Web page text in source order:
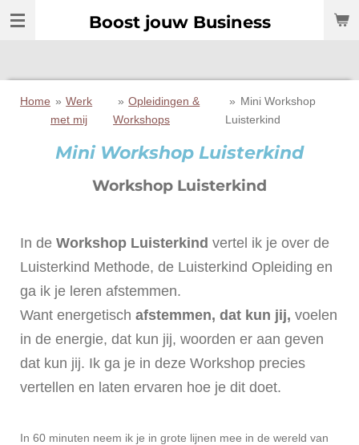
Ga
Boost jouw Business
Home » Werk
met mij
» Opleidingen &
Workshops
» Mini Workshop
Luisterkind
Mini Workshop Luisterkind
Workshop Luisterkind
In de Workshop Luisterkind vertel ik je over de
Luisterkind Methode, de Luisterkind Opleiding en
ga ik je leren afstemmen.
Want energetisch afstemmen, dat kun jij, voelen
in de energie, dat kun jij, woorden er aan geven
dat kun jij. Ik ga je in deze Workshop precies
vertellen en laten ervaren hoe je dit doet.
In 60 minuten neem ik je in grote lijnen mee in de wereld van